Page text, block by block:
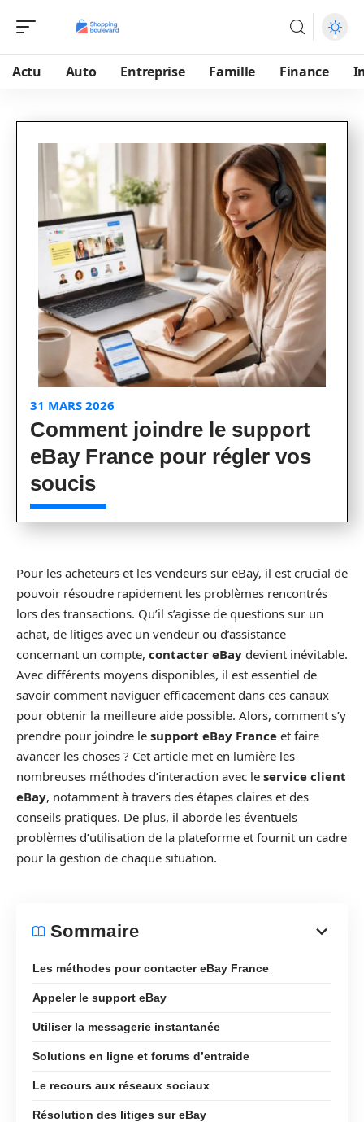
Actu Auto Entreprise Famille Finance
31 MARS 2026
Comment joindre le support
eBay France pour régler vos
soucis
Pour les acheteurs et les vendeurs sur eBay, il est crucial de
pouvoir résoudre rapidement les problèmes rencontrés
lors des transactions. Qu’il s’agisse de questions sur un
achat, de litiges avec un vendeur ou d’assistance
concernant un compte, contacter eBay devient inévitable.
Avec différents moyens disponibles, il est essentiel de
savoir comment naviguer efficacement dans ces canaux
pour obtenir la meilleure aide possible. Alors, comment s’y
prendre pour joindre le support eBay France et faire
avancer les choses ? Cet article met en lumière les
nombreuses méthodes d’interaction avec le service client
eBay, notamment à travers des étapes claires et des
conseils pratiques. De plus, il aborde les éventuels
problèmes d’utilisation de la plateforme et fournit un cadre
pour la gestion de chaque situation.
Sommaire
Les méthodes pour contacter eBay France
Appeler le support eBay
Utiliser la messagerie instantanée
Solutions en ligne et forums d’entraide
Le recours aux réseaux sociaux
Résolution des litiges sur eBay